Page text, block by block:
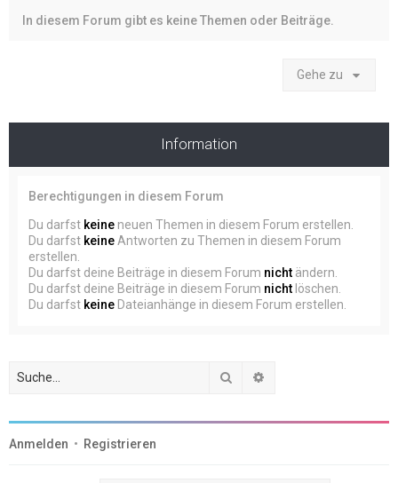
In diesem Forum gibt es keine Themen oder Beiträge.
Gehe zu
Information
Berechtigungen in diesem Forum
Du darfst keine neuen Themen in diesem Forum erstellen.
Du darfst keine Antworten zu Themen in diesem Forum
erstellen.
Du darfst deine Beiträge in diesem Forum nicht ändern.
Du darfst deine Beiträge in diesem Forum nicht löschen.
Du darfst keine Dateianhänge in diesem Forum erstellen.
Suche
Anmelden • Registrieren